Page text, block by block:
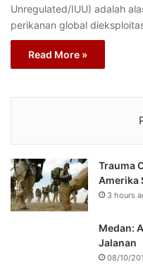
Unregulated/IUU) adalah
perikanan global
Read More »
Trauma
Amerika
3 hours
Medan:
Jalanan
08/10/